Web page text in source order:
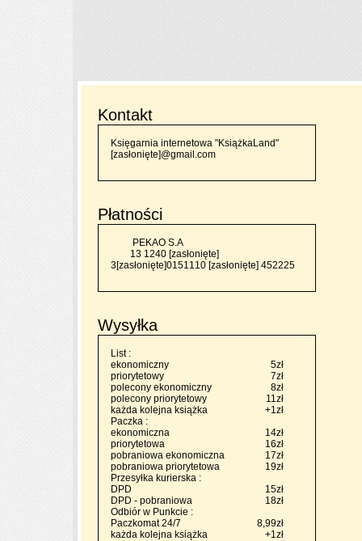
Kontakt
Księgarnia internetowa "KsiążkaLand"
[zasłonięte]@gmail.com
Płatności
PEKAO S.A
13 1240 [zasłonięte]
3[zasłonięte]0151110 [zasłonięte] 452225
Wysyłka
List :
ekonomiczny
5zł
priorytetowy
7zł
polecony ekonomiczny
8zł
polecony priorytetowy
11zł
każda kolejna książka
+1zł
Paczka :
ekonomiczna
14zł
priorytetowa
16zł
pobraniowa ekonomiczna
17zł
pobraniowa priorytetowa
19zł
Przesyłka kurierska :
DPD
15zł
DPD - pobraniowa
18zł
Odbiór w Punkcie :
Paczkomat 24/7
8,99zł
każda kolejna książka
+1zł